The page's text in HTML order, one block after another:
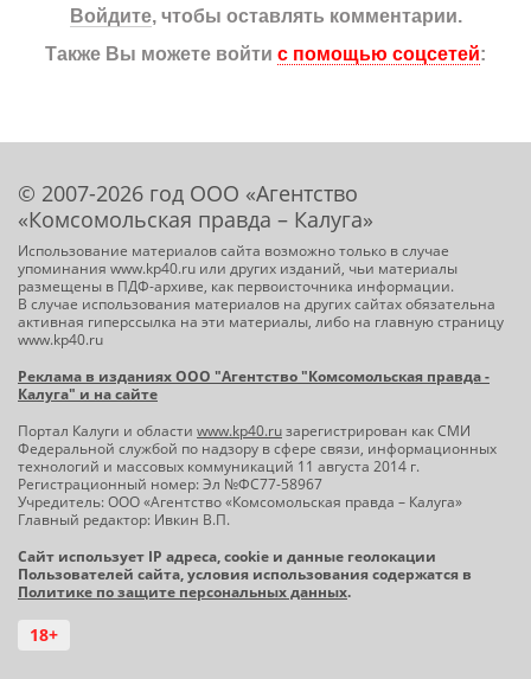
Войдите, чтобы оставлять комментарии.
Также Вы можете войти с помощью соцсетей:
© 2007-2026 год ООО «Агентство
«Комсомольская правда – Калуга»
Использование материалов сайта возможно только в случае
упоминания www.kp40.ru или других изданий, чьи материалы
размещены в ПДФ-архиве, как первоисточника информации.
В случае использования материалов на других сайтах обязательна
активная гиперссылка на эти материалы, либо на главную страницу
www.kp40.ru
Реклама в изданиях ООО "Агентство "Комсомольская правда -
Калуга" и на сайте
Портал Калуги и области www.kp40.ruзарегистрирован как СМИ
Федеральной службой по надзору в сфере связи, информационных
технологий и массовых коммуникаций 11 августа 2014 г.
Регистрационный номер: Эл №ФС77-58967
Учредитель: ООО «Агентство «Комсомольская правда – Калуга»
Главный редактор: Ивкин В.П.
Сайт использует IP адреса, cookie и данные геолокации
Пользователей сайта, условия использования содержатся в
Политике по защите персональных данных.
18+